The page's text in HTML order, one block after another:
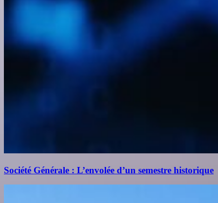
Société Générale : L’envolée d’un semestre historique